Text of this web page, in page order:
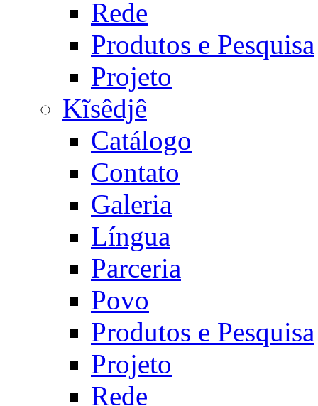
Rede
Produtos e Pesquisa
Projeto
Kĩsêdjê
Catálogo
Contato
Galeria
Língua
Parceria
Povo
Produtos e Pesquisa
Projeto
Rede